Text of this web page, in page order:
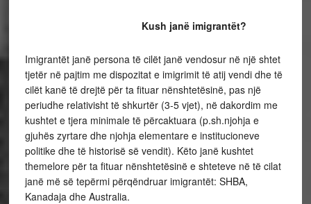
Kush janë imigrantët?
Imigrantët janë persona të cilët janë vendosur në një shtet
tjetër në pajtim me dispozitat e imigrimit të atij vendi dhe të
cilët kanë të drejtë për ta fituar nënshtetësinë, pas një
periudhe relativisht të shkurtër (3-5 vjet), në dakordim me
kushtet e tjera minimale të përcaktuara (p.sh.njohja e
gjuhës zyrtare dhe njohja elementare e institucioneve
politike dhe të historisë së vendit). Këto janë kushtet
themelore për ta fituar nënshtetësinë e shteteve në të cilat
janë më së tepërmi përqëndruar imigrantët: SHBA,
Kanadaja dhe Australia.